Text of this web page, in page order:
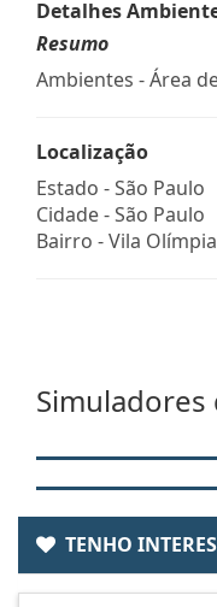
Detalhes
Resumo
Ambientes - Área
Localização
Estado -São Paulo
Cidade -São Paulo
Bairro -Vila Olímpia
Simuladores
TENHO